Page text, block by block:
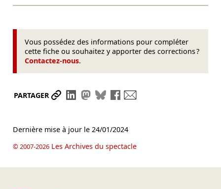
Vous possédez des informations pour compléter
cette fiche ou souhaitez y apporter des corrections ?
Contactez-nous.
PARTAGER Partager le lien
Partager sur LinkedIn
Partager sur Mastodon
Partager sur Bluesky
Partager sur Facebook
Dernière mise à jour le 24/01/2024
© 2007-2026Les Archives du spectacle